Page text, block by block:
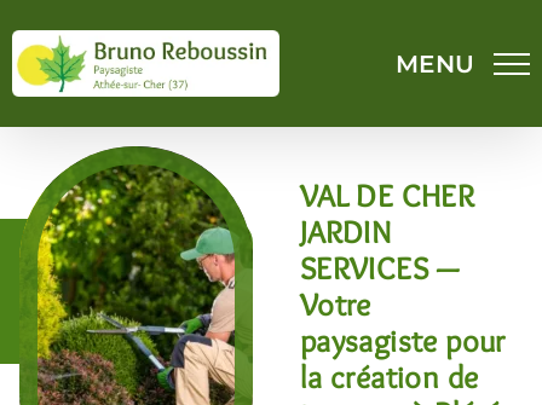
au
contenu
VAL DE CHER
JARDIN
SERVICES —
Votre
paysagiste pour
la création de